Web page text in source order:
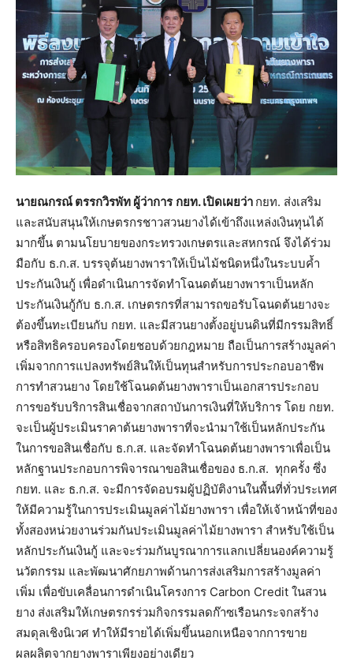
นายณกรณ์ ตรรกวิรพัท ผู้ว่าการ กยท. เปิดเผยว่า กยท. ส่งเสริม
และสนับสนุนให้เกษตรกรชาวสวนยางได้เข้าถึงแหล่งเงินทุนได้
มากขึ้น ตามนโยบายของกระทรวงเกษตรและสหกรณ์ จึงได้ร่วม
มือกับ ธ.ก.ส. บรรจุต้นยางพาราให้เป็นไม้ชนิดหนึ่งในระบบค้ำ
ประกันเงินกู้ เพื่อดำเนินการจัดทำโฉนดต้นยางพาราเป็นหลัก
ประกันเงินกู้กับ ธ.ก.ส. เกษตรกรที่สามารถขอรับโฉนดต้นยางจะ
ต้องขึ้นทะเบียนกับ กยท. และมีสวนยางตั้งอยู่บนดินที่มีกรรมสิทธิ์
หรือสิทธิครอบครองโดยชอบด้วยกฎหมาย ถือเป็นการสร้างมูลค่า
เพิ่มจากการแปลงทรัพย์สินให้เป็นทุนสำหรับการประกอบอาชีพ
การทำสวนยาง โดยใช้โฉนดต้นยางพาราเป็นเอกสารประกอบ
การขอรับบริการสินเชื่อจากสถาบันการเงินที่ให้บริการ โดย กยท.
จะเป็นผู้ประเมินราคาต้นยางพาราที่จะนำมาใช้เป็นหลักประกัน
ในการขอสินเชื่อกับ ธ.ก.ส. และจัดทำโฉนดต้นยางพาราเพื่อเป็น
หลักฐานประกอบการพิจารณาขอสินเชื่อของ ธ.ก.ส. ทุกครั้ง ซึ่ง
กยท. และ ธ.ก.ส. จะมีการจัดอบรมผู้ปฏิบัติงานในพื้นที่ทั่วประเทศ
ให้มีความรู้ในการประเมินมูลค่าไม้ยางพารา เพื่อให้เจ้าหน้าที่ของ
ทั้งสองหน่วยงานร่วมกันประเมินมูลค่าไม้ยางพารา สำหรับใช้เป็น
หลักประกันเงินกู้ และจะร่วมกันบูรณาการแลกเปลี่ยนองค์ความรู้
นวัตกรรม และพัฒนาศักยภาพด้านการส่งเสริมการสร้างมูลค่า
เพิ่ม เพื่อขับเคลื่อนการดำเนินโครงการ Carbon Credit ในสวน
ยาง ส่งเสริมให้เกษตรกรร่วมกิจกรรมลดก๊าซเรือนกระจกสร้าง
สมดุลเชิงนิเวศ ทำให้มีรายได้เพิ่มขึ้นนอกเหนือจากการขาย
ผลผลิตจากยางพาราเพียงอย่างเดียว